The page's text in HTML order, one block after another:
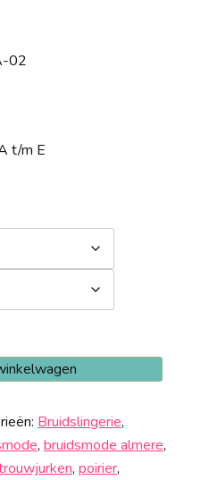
02
t/m E
Bruidslingerie,
, bruidsmode almere,
, poirier,